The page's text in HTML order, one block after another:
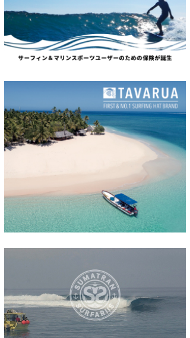
上田純子
上條将美
ゴン
米山予報士
wanda
予報士 hiro.
banpaku
Mr.K
Romisea